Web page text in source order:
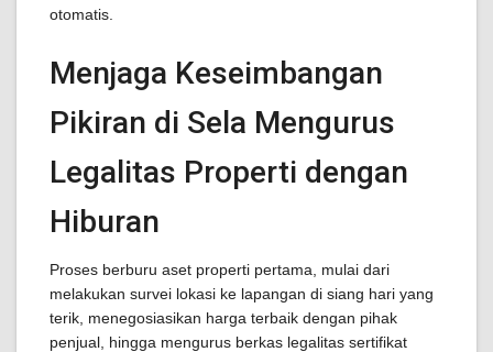
otomatis.
Menjaga Keseimbangan
Pikiran di Sela Mengurus
Legalitas Properti dengan
Hiburan
Proses berburu aset properti pertama, mulai dari
melakukan survei lokasi ke lapangan di siang hari yang
terik, menegosiasikan harga terbaik dengan pihak
penjual, hingga mengurus berkas legalitas sertifikat